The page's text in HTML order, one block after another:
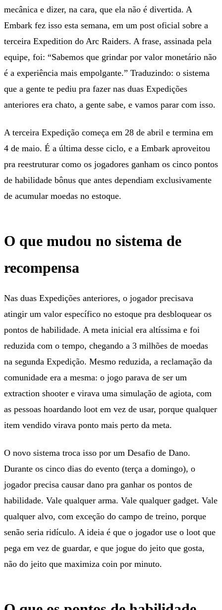
mecânica e dizer, na cara, que ela não é divertida. A
Embark fez isso esta semana, em um post oficial sobre a
terceira Expedition do Arc Raiders. A frase, assinada pela
equipe, foi: “Sabemos que grindar por valor monetário não
é a experiência mais empolgante.” Traduzindo: o sistema
que a gente te pediu pra fazer nas duas Expedições
anteriores era chato, a gente sabe, e vamos parar com isso.
A terceira Expedição começa em 28 de abril e termina em
4 de maio. É a última desse ciclo, e a Embark aproveitou
pra reestruturar como os jogadores ganham os cinco pontos
de habilidade bônus que antes dependiam exclusivamente
de acumular moedas no estoque.
O que mudou no sistema de
recompensa
Nas duas Expedições anteriores, o jogador precisava
atingir um valor específico no estoque pra desbloquear os
pontos de habilidade. A meta inicial era altíssima e foi
reduzida com o tempo, chegando a 3 milhões de moedas
na segunda Expedição. Mesmo reduzida, a reclamação da
comunidade era a mesma: o jogo parava de ser um
extraction shooter e virava uma simulação de agiota, com
as pessoas hoardando loot em vez de usar, porque qualquer
item vendido virava ponto mais perto da meta.
O novo sistema troca isso por um Desafio de Dano.
Durante os cinco dias do evento (terça a domingo), o
jogador precisa causar dano pra ganhar os pontos de
habilidade. Vale qualquer arma. Vale qualquer gadget. Vale
qualquer alvo, com exceção do campo de treino, porque
senão seria ridículo. A ideia é que o jogador use o loot que
pega em vez de guardar, e que jogue do jeito que gosta,
não do jeito que maximiza coin por minuto.